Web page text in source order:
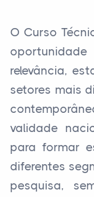
O Curso
relevância,
setores mais
validade
para formar
diferentes
pesquisa,